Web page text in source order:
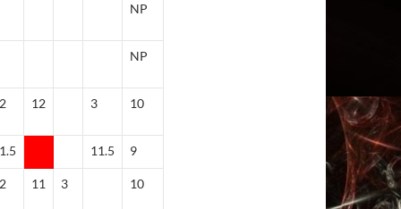
NP
NP
12 3 10
11.5 9
11 3 10